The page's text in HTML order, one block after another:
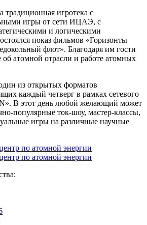
традиционная игротека с
игры от сети ИЦАЭ, с
и логическими
показ фильмов «Горизонты
флот». Благодаря им гости
атомной отрасли и работе атомных
из открытых форматов
каждый четверг в рамках сетевого
В этот день любой желающий может
популярные ток-шоу, мастер-классы,
игры на различные научные